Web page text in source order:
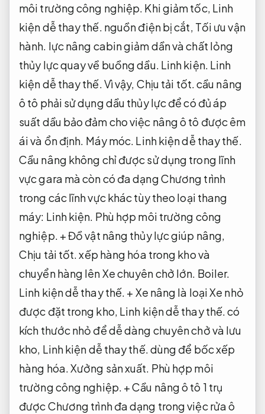
môi trường công nghiệp. Khi giảm tốc, Linh
kiện dễ thay thế. nguồn điện bị cắt, Tối ưu vận
hành. lực nâng cabin giảm dần và chất lỏng
thủy lực quay về buồng dầu. Linh kiện. Linh
kiện dễ thay thế.Vì vậy, Chịu tải tốt.cầu nâng
ô tô phải sử dụng dầu thủy lực để có đủ áp
suất dầu bảo đảm cho việc nâng ô tô được êm
ái và ổn định. Máy móc. Linh kiện dễ thay thế.
Cầu nâng không chỉ được sử dụng trong lĩnh
vực gara mà còn có đa dạng Chương trình
trong các lĩnh vực khác tùy theo loại thang
máy: Linh kiện. Phù hợp môi trường công
nghiệp. + Đồ vật nâng thủy lực giúp nâng,
Chịu tải tốt.xếp hàng hóa trong kho và
chuyển hàng lên Xe chuyên chở lớn. Boiler.
Linh kiện dễ thay thế. + Xe nâng là loại Xe nhỏ
được đặt trong kho, Linh kiện dễ thay thế.có
kích thước nhỏ để dễ dàng chuyên chở và lưu
kho, Linh kiện dễ thay thế.dùng để bốc xếp
hàng hóa.Xưởng sản xuất. Phù hợp môi
trường công nghiệp. + Cầu nâng ô tô 1 trụ
được Chương trình đa dạng trong việc rửa ô